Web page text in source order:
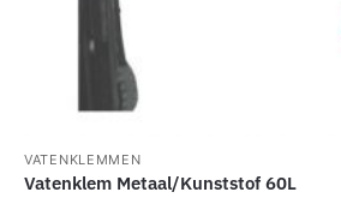
VATENKLEMMEN
Vatenklem Metaal/Kunststof 60L